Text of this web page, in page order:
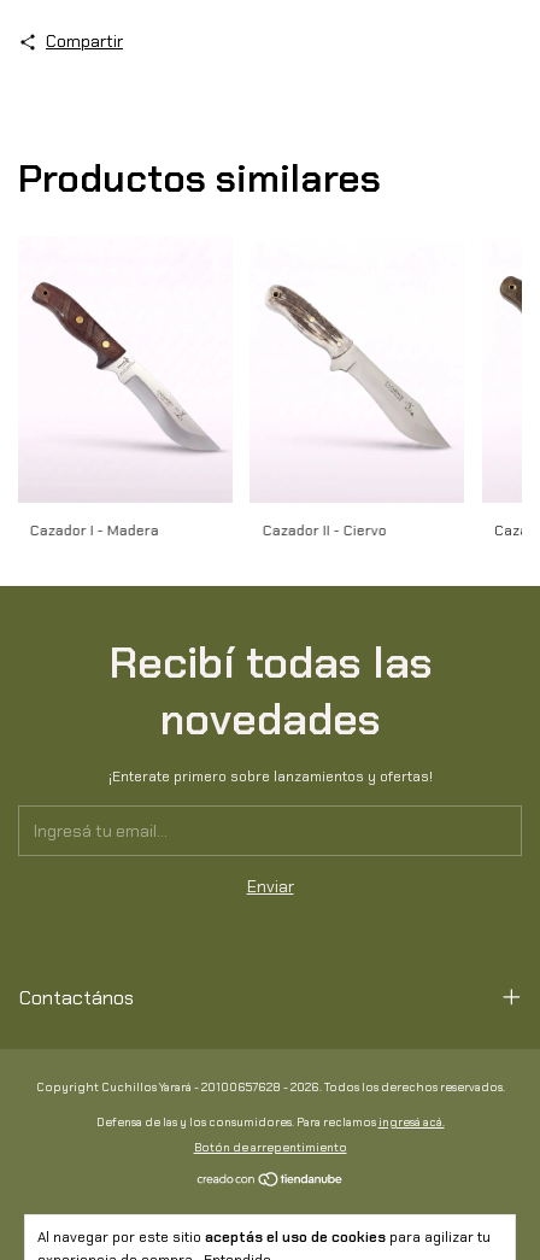
Al navegar por este sitio aceptás el uso de cookies para agilizar tu
Compartir
Productos similares
Cazador I - Madera Cazador II - Ciervo
Recibí todas las
novedades
¡Enterate primero sobre lanzamientos y ofertas!
Contactános
Copyright Cuchillos Yarará - 20100657628 - 2026. Todos los derechos reservados.
Defensa de las y los consumidores. Para reclamos ingresá acá.
Botón de arrepentimiento